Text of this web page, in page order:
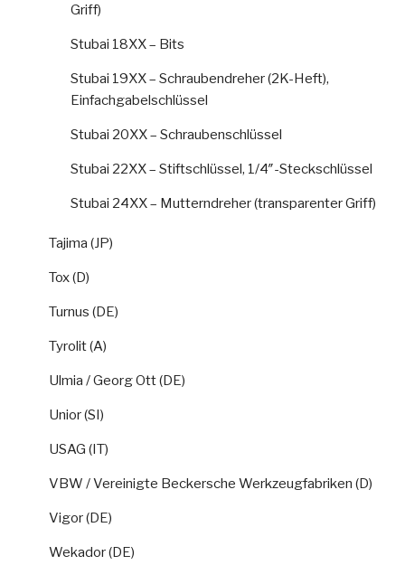
Griff)
Stubai 18XX – Bits
Stubai 19XX – Schraubendreher (2K-Heft),
Einfachgabelschlüssel
Stubai 20XX – Schraubenschlüssel
Stubai 22XX – Stiftschlüssel, 1/4″-Steckschlüssel
Stubai 24XX – Mutterndreher (transparenter Griff)
Tajima (JP)
Tox (D)
Turnus (DE)
Tyrolit (A)
Ulmia / Georg Ott (DE)
Unior (SI)
USAG (IT)
VBW / Vereinigte Beckersche Werkzeugfabriken (D)
Vigor (DE)
Wekador (DE)